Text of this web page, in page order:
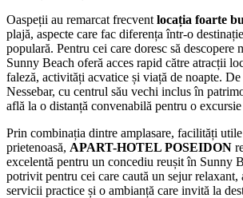
Oaspeții au remarcat frecvent locația foarte
plajă, aspecte care fac diferența într-o
populară. Pentru cei care doresc să descopere
Sunny Beach oferă acces rapid către atracții
faleză, activități acvatice și viață de noapte. De
Nessebar, cu centrul său vechi inclus în
află la o distanță convenabilă pentru o
Prin combinația dintre amplasare, facilități
prietenoasă, APART-HOTEL POSEIDON
excelentă pentru un concediu reușit în Sunny
potrivit pentru cei care caută un sejur relaxant,
servicii practice și o ambianță care invită la